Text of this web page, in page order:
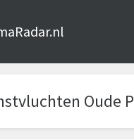
Oude